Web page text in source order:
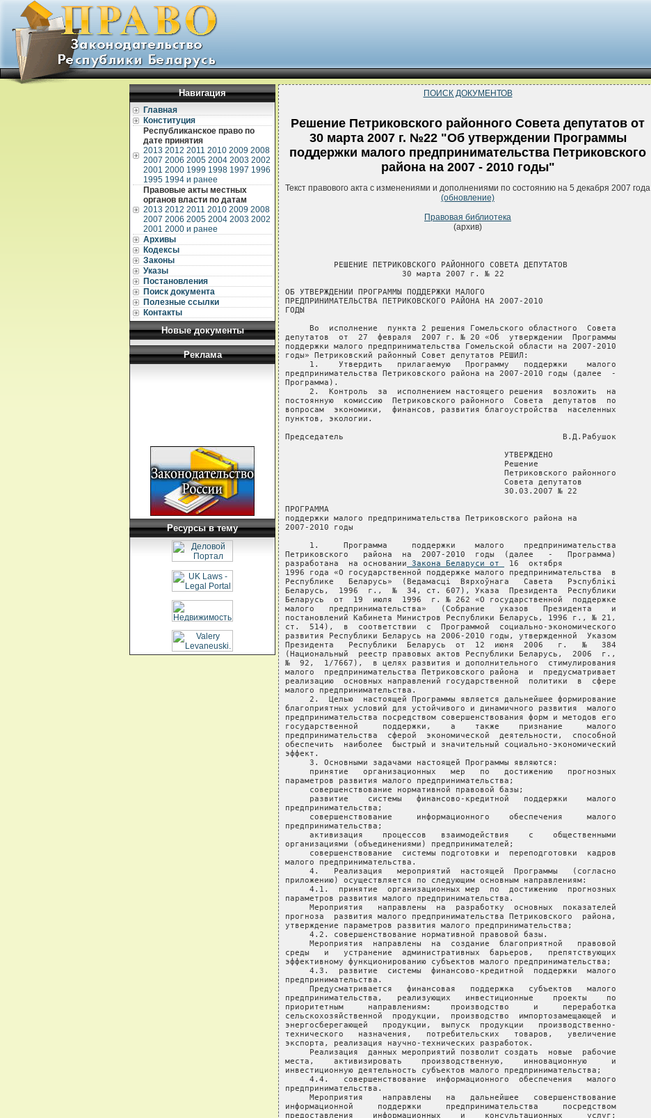
Навигация
Главная
Конституция
Республиканское право по
дате принятия
2013 2012 2011 2010 2009 2008
2007 2006 2005 2004 2003 2002
2001 2000 1999 1998 1997 1996
1995 1994 и ранее
Правовые акты местных
органов власти по датам
2013 2012 2011 2010 2009 2008
2007 2006 2005 2004 2003 2002
2001 2000 и ранее
Архивы
Кодексы
Законы
Указы
Постановления
Поиск документа
Полезные ссылки
Контакты
Новые документы
Реклама
Ресурсы в тему
ПОИСК ДОКУМЕНТОВ
Решение Петриковского районного Совета депутатов от
30 марта 2007 г. №22 "Об утверждении Программы
поддержки малого предпринимательства Петриковского
района на 2007 - 2010 годы"
Текст правового акта с изменениями и дополнениями по состоянию на 5 декабря 2007 года
(обновление)
Правовая библиотека
(архив)
          РЕШЕНИЕ ПЕТРИКОВСКОГО РАЙОННОГО СОВЕТА ДЕПУТАТОВ
                        30 марта 2007 г. № 22
ОБ УТВЕРЖДЕНИИ ПРОГРАММЫ ПОДДЕРЖКИ МАЛОГО
ПРЕДПРИНИМАТЕЛЬСТВА ПЕТРИКОВСКОГО РАЙОНА НА 2007-2010
ГОДЫ
     Во  исполнение  пункта 2 решения Гомельского областного  Совета
депутатов  от  27  февраля  2007 г. № 20 «Об  утверждении  Программы
поддержки малого предпринимательства Гомельской области на 2007-2010
годы» Петриковский районный Совет депутатов РЕШИЛ:
     1.    Утвердить   прилагаемую   Программу   поддержки    малого
предпринимательства Петриковского района на 2007-2010 годы (далее  -
Программа).
     2.  Контроль  за  исполнением настоящего решения  возложить  на
постоянную  комиссию  Петриковского районного  Совета  депутатов  по
вопросам  экономики,  финансов, развития благоустройства  населенных
пунктов, экологии.
Председатель                                             В.Д.Рабушок
                                             УТВЕРЖДЕНО
                                             Решение
                                             Петриковского районного
                                             Совета депутатов
                                             30.03.2007 № 22
ПРОГРАММА
поддержки малого предпринимательства Петриковского района на
2007-2010 годы
     1.     Программа     поддержки    малого    предпринимательства
Петриковского   района  на  2007-2010  годы  (далее   -   Программа)
разработана  на основании Закона Беларуси от 16  октября
1996 года «О государственной поддержке малого предпринимательства  в
Республике   Беларусь»  (Ведамасцi  Вярхоўнага   Савета   Рэспублiкi
Беларусь,  1996  г.,  №  34, ст. 607), Указа  Президента  Республики
Беларусь  от  19  июля  1996  г. № 262 «О государственной  поддержке
малого   предпринимательства»   (Собрание   указов   Президента    и
постановлений Кабинета Министров Республики Беларусь, 1996 г., № 21,
ст.  514),  в  соответствии  с  Программой  социально-экономического
развития Республики Беларусь на 2006-2010 годы, утвержденной  Указом
Президента   Республики  Беларусь  от  12  июня  2006   г.   №   384
(Национальный  реестр правовых актов Республики Беларусь,  2006  г.,
№  92,  1/7667),  в целях развития и дополнительного  стимулирования
малого  предпринимательства Петриковского района  и  предусматривает
реализацию  основных направлений государственной  политики  в  сфере
малого предпринимательства.
     2.  Целью  настоящей Программы является дальнейшее формирование
благоприятных условий для устойчивого и динамичного развития  малого
предпринимательства посредством совершенствования форм и методов его
государственной     поддержки,    а    также    признание     малого
предпринимательства  сферой  экономической  деятельности,  способной
обеспечить  наиболее  быстрый и значительный социально-экономический
эффект.
     3. Основными задачами настоящей Программы являются:
     принятие   организационных   мер   по   достижению   прогнозных
параметров развития малого предпринимательства;
     совершенствование нормативной правовой базы;
     развитие    системы   финансово-кредитной   поддержки    малого
предпринимательства;
     совершенствование     информационного    обеспечения     малого
предпринимательства;
     активизация    процессов   взаимодействия    с    общественными
организациями (объединениями) предпринимателей;
     совершенствование  системы подготовки и  переподготовки  кадров
малого предпринимательства.
     4.   Реализация   мероприятий  настоящей  Программы   (согласно
приложению) осуществляется по следующим основным направлениям:
     4.1.  принятие  организационных мер  по  достижению  прогнозных
параметров развития малого предпринимательства.
     Мероприятия   направлены  на  разработку  основных  показателей
прогноза  развития малого предпринимательства Петриковского  района,
утверждение параметров развития малого предпринимательства;
     4.2. совершенствование нормативной правовой базы.
     Мероприятия  направлены  на  создание  благоприятной   правовой
среды   и   устранение  административных  барьеров,   препятствующих
эффективному функционированию субъектов малого предпринимательства;
     4.3.  развитие  системы  финансово-кредитной  поддержки  малого
предпринимательства.
     Предусматривается   финансовая   поддержка   субъектов   малого
предпринимательства,   реализующих   инвестиционные    проекты    по
приоритетным     направлениям:    производство     и     переработка
сельскохозяйственной  продукции,  производство  импортозамещающей  и
энергосберегающей   продукции,  выпуск  продукции   производственно-
технического   назначения,   потребительских   товаров,   увеличение
экспорта, реализация научно-технических разработок.
     Реализация  данных мероприятий позволит создать  новые  рабочие
места,    активизировать    производственную,    инновационную     и
инвестиционную деятельность субъектов малого предпринимательства;
     4.4.   совершенствование  информационного  обеспечения   малого
предпринимательства.
     Мероприятия    направлены   на   дальнейшее   совершенствование
информационной     поддержки     предпринимательства     посредством
предоставления    информационных    и    консультационных     услуг;
распространение  информационно-аналитических материалов  о  развитии
малого бизнеса в Петриковском районе;
     4.5.   активизация  процессов  взаимодействия  с  общественными
организациями (объединениями) предпринимателей.
     Мероприятия   направлены  на  взаимодействие  с   общественными
организациями   (объединениями)  предпринимателей   при   подготовке
проектов  нормативных  правовых актов по  вопросам  осуществления  и
регулирования  предпринимательской деятельности, а также  совместное
участие в проведении конференций, семинаров, круглых столов, деловых
клубов;
     4.6.  совершенствование  системы  подготовки  и  переподготовки
кадров для малого предпринимательства.
     Мероприятия    направлены   на   обучение   предпринимательству
посредством   совершенствования  системы  подготовки  переподготовки
кадров     как    для    вновь    создаваемых    субъектов    малого
предпринимательства, так и действующих, в том числе с использованием
для этих целей потенциала высших учебных учреждений.
     5.    Основным   источником   финансирования   мероприятий   по
реализации  Программы  являются средства районного  бюджета  на  эти
цели.
     6.  Осуществление  мероприятий по  реализации  Программы  будет
способствовать   устранению  факторов  и   тенденций,   сдерживающих
развитие    малого   предпринимательства,   совершенствованию    его
государственной  поддержки,  что  позволит  повысить   эффективность
работы  субъектов  малого  предпринимательства,  активизировать   их
производственную,   инновационную  и  инвестиционную   деятельность,
повысить  роль данного сектора в экономическом и социальном развитии
Петриковского района.
     Выполнение    настоящей   Программы    позволит    вовлечь    в
предпринимательскую деятельность широкие слои населения.
     
                                          Приложение
                                          к Программе поддержки
                                          малого предпринимательства
                                          Петриковского района
                                          на 2007-2010 годы
                                  
        Мероприятия по реализации Программы поддержки малого
     предпринимательства Петриковского района на 2007-2010 годы
                                  
-------T-----------------------------T-------------T---------------------¬ 
¦  №   ¦   Содержание мероприятий    ¦Срок исполне-¦     Исполнители     ¦
¦ п/п  ¦                             ¦     ния     ¦                     ¦
+------+-----------------------------+-------------+---------------------+ 
¦  1   ¦              2              ¦      3      ¦          4          ¦
+------+-----------------------------+-------------+---------------------+ 
¦  1.  ¦Организационные меры по достижению прогнозных параметров развития¦
¦      ¦                   малого предпринимательства                    ¦
+------+-----------------------------T-------------T---------------------+ 
¦ 1.1  ¦Разработка основных показате-¦  Ежегодно   ¦Отдел  экономики Пет-¦
¦      ¦лей  прогноза развития малого¦до 15 августа¦риковского  районного¦
¦      ¦предпринимательства    Петри-¦             ¦исполнительного коми-¦
¦      ¦ковского района              ¦             ¦тета  (далее - райис-¦
¦      ¦                             ¦             ¦полком)              ¦
+------+-----------------------------+-------------+---------------------+ 
¦ 1.2  ¦Утверждение параметров разви-¦  Ежегодно   ¦Отдел экономики райи-¦
¦      ¦тия  малого предпринимательс-¦             ¦сполкома,  управление¦
¦      ¦тва,  в том числе по созданию¦             ¦по труду, занятости и¦
¦      ¦новых рабочих мест субъектами¦             ¦социальной     защите¦
¦      ¦малого  предпринимательства в¦             ¦райисполкома         ¦
¦      ¦городском поселке Копаткевичи¦             ¦                     ¦
¦      ¦и городе Петрикове           ¦             ¦                     ¦
+------+-----------------------------+-------------+---------------------+ 
¦  2   ¦           Совершенствование нормативной правовой базы           ¦
+------+-----------------------------T-------------T---------------------+ 
¦ 2.1  ¦Подготовка   предложений   по¦  Ежегодно   ¦Отдел экономики райи-¦
¦      ¦внесению изменений и дополне-¦             ¦сполкома,   инспекция¦
¦      ¦ний в действующие нормативные¦             ¦Министерства по нало-¦
¦      ¦правовые   акты  по  вопросам¦             ¦гам  и сборам Респуб-¦
¦      ¦предпринимательства          ¦             ¦лики Беларусь по Пет-¦
¦      ¦                             ¦             ¦риковскому    району,¦
¦      ¦                             ¦             ¦финансовый отдел рай-¦
¦      ¦                             ¦             ¦исполкома            ¦
+------+-----------------------------+-------------+---------------------+ 
¦  3   ¦Развитие системы финансово-кредитной поддержки малого предприни- ¦
¦      ¦                           мательства                            ¦
+------+-----------------------------T-------------T---------------------+ 
¦ 3.1  ¦Оказание финансовой поддержки¦  Постоянно  ¦Управление  по труду,¦
¦      ¦субъектам малого предпринима-¦             ¦занятости  и социаль-¦
¦      ¦тельства  под  создание новых¦             ¦ной  защите райиспол-¦
¦      ¦рабочих мест                 ¦             ¦кома                 ¦
+------+-----------------------------+-------------+---------------------+ 
¦ 3.2  ¦Оказание финансовой поддержки¦  Постоянно  ¦Отдел экономики райи-¦
¦      ¦субъектам малого предпринима-¦             ¦сполкома,  финансовый¦
¦      ¦тельства путем частичной ком-¦             ¦отдел райисполкома   ¦
¦      ¦пенсации  расходов по выплате¦             ¦                     ¦
¦      ¦процентов за пользование бан-¦             ¦                     ¦
¦      ¦ковскими  кредитами,  направ-¦             ¦                     ¦
¦      ¦ленными  на финансирование их¦             ¦                     ¦
¦      ¦инвестиционных проектов      ¦             ¦                     ¦
+------+-----------------------------+-------------+---------------------+ 
¦  4   ¦Совершенствование информационного обеспечения малого предпринима-¦
¦      ¦                            тельства